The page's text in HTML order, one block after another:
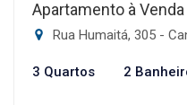
Apartamento à
Rua Humaitá, 305 -
3 Quartos 2